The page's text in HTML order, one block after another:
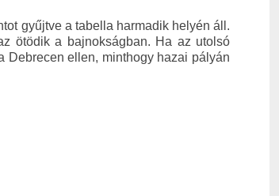
gyűjtve a tabella harmadik helyén áll.
ötödik a bajnokságban. Ha az utolsó
Debrecen ellen, minthogy hazai pályán